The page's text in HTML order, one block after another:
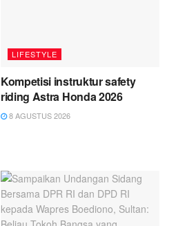
LIFESTYLE
Kompetisi instruktur safety
riding Astra Honda 2026
8 AGUSTUS 2026